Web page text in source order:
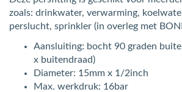
zoals: drinkwater, verwarming,
perslucht, sprinkler (in overleg met
Aansluiting: bocht 90 graden
x buitendraad)
Diameter: 15mm x 1/2inch
Max. werkdruk: 16bar